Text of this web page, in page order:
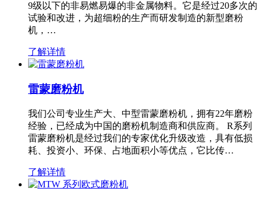
9级以下的非易燃易爆的非金属物料。它是经过20多次的
试验和改进，为超细粉的生产而研发制造的新型磨粉
机，…
了解详情
雷蒙磨粉机
我们公司专业生产大、中型雷蒙磨粉机，拥有22年磨粉
经验，已经成为中国的磨粉机制造商和供应商。 R系列
雷蒙磨粉机是经过我们的专家优化升级改造，具有低损
耗、投资小、环保、占地面积小等优点，它比传…
了解详情